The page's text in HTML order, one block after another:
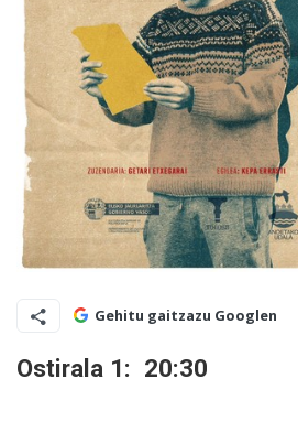
Gehitu gaitzazu Googlen
Ostirala 1: 20:30